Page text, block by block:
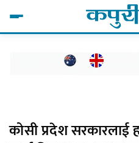
कोसी प्रदेश सरकारलाई